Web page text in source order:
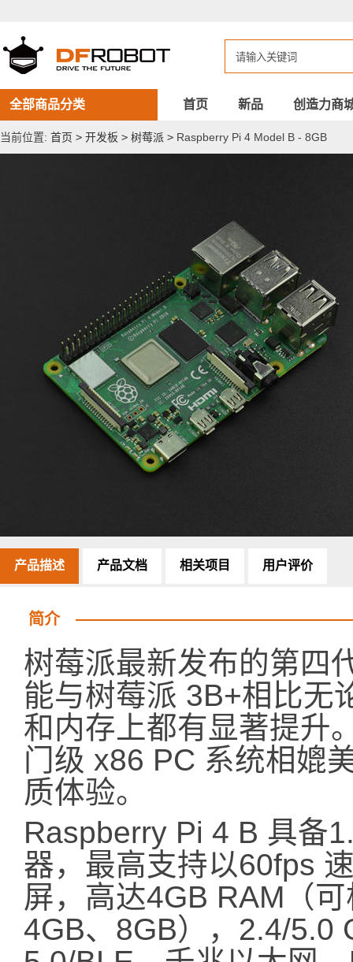
Model
B
8GB
全部商品分类 首页 新品 创造力商
当前位置: 首页 > 开发板 > 树莓派 > Raspberry Pi 4 Model B - 8GB
产品描述 产品文档 相关项目 用户评价
简介
树莓派最新发布的第四
能与树莓派 3B+相比无
和内存上都有显著提升
门级 x86 PC 系统相媲
质体验。
Raspberry Pi 4 B 具备
器，最高支持以60fps
屏，高达4GB RAM（
4GB、8GB），2.4/5.0